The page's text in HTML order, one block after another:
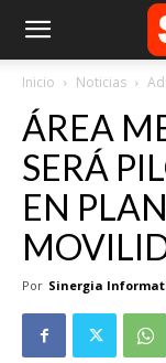
Inicio Noticias
ÁREA
SERÁ
EN
Por Sinergia